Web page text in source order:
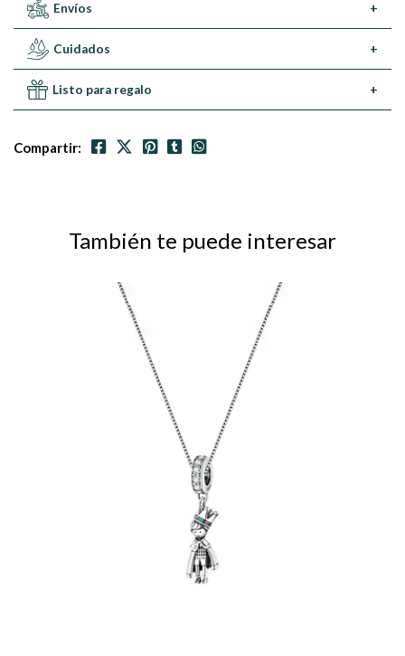
Envíos +
Cuidados +
Listo para regalo +
Compartir:
También te puede interesar